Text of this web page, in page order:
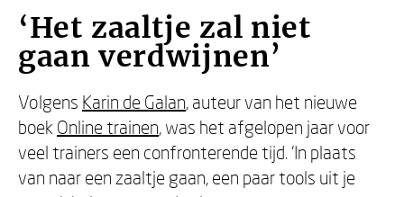
‘Het zaaltje zal niet
gaan verdwijnen’
Volgens Karin de Galan, auteur van het nieuwe
boek Online trainen, was het afgelopen jaar voor
veel trainers een confronterende tijd. ‘In plaats
van naar een zaaltje gaan, een paar tools uit je